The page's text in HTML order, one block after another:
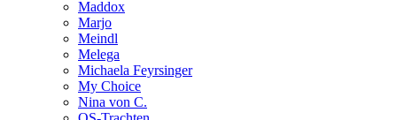
Maddox
Marjo
Meindl
Melega
Michaela Feyrsinger
My Choice
Nina von C.